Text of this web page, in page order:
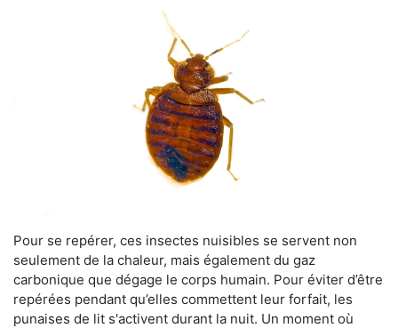
Pour se repérer, ces insectes nuisibles se servent non
seulement de la chaleur, mais également du gaz
carbonique que dégage le corps humain. Pour éviter d’être
repérées pendant qu’elles commettent leur forfait, les
punaises de lit s'activent durant la nuit. Un moment où